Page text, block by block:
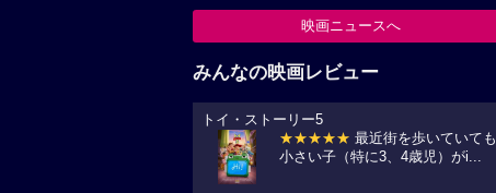
映画ニュースへ
みんなの映画レビュー
トイ・ストーリー5
★★★★★ 最近街を歩いていても
小さい子（特に3、4歳児）がi...